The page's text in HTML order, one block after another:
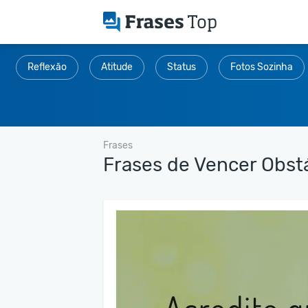
Reflexão Atitude Status Fotos Sozinha
Frases
Frases de Vencer